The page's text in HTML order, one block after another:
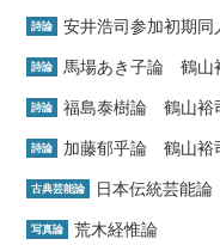
詩論 安井浩司参加初期
詩論 馬場あき子論 鶴山
詩論 福島泰樹論 鶴山裕
詩論 加藤郁乎論 鶴山裕
古典芸能論 日本伝統芸能
写真論 荒木経惟論